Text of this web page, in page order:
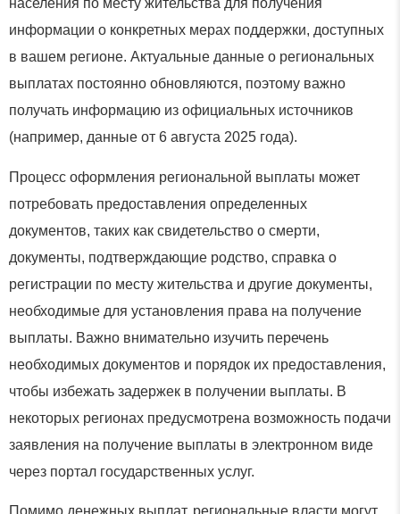
населения по месту жительства для получения
информации о конкретных мерах поддержки, доступных
в вашем регионе. Актуальные данные о региональных
выплатах постоянно обновляются, поэтому важно
получать информацию из официальных источников
(например, данные от 6 августа 2025 года).
Процесс оформления региональной выплаты может
потребовать предоставления определенных
документов, таких как свидетельство о смерти,
документы, подтверждающие родство, справка о
регистрации по месту жительства и другие документы,
необходимые для установления права на получение
выплаты. Важно внимательно изучить перечень
необходимых документов и порядок их предоставления,
чтобы избежать задержек в получении выплаты. В
некоторых регионах предусмотрена возможность подачи
заявления на получение выплаты в электронном виде
через портал государственных услуг.
Помимо денежных выплат, региональные власти могут